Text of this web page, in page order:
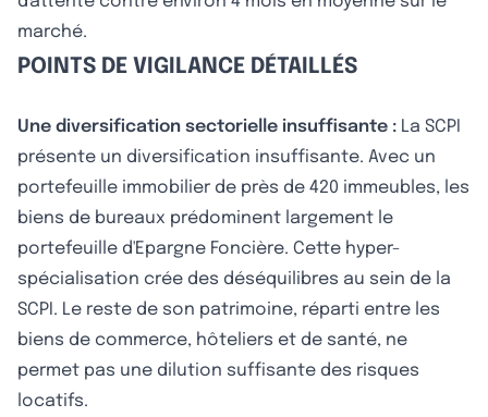
marché.
POINTS DE VIGILANCE DÉTAILLÉS
Une diversification sectorielle insuffisante : La SCPI
présente un diversification insuffisante. Avec un
portefeuille immobilier de près de 420 immeubles, les
biens de bureaux prédominent largement le
portefeuille d'Epargne Foncière. Cette hyper-
spécialisation crée des déséquilibres au sein de la
SCPI. Le reste de son patrimoine, réparti entre les
biens de commerce, hôteliers et de santé, ne
permet pas une dilution suffisante des risques
locatifs.